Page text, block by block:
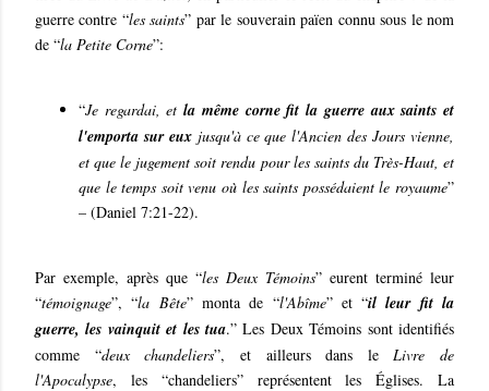
guerre contre “les saints” par le souverain païen connu sous le nom
de “la Petite Corne”:
“Je regardai, etla même corne fit la guerre aux saints et
l'emporta sur euxjusqu'à ce que l'Ancien des Jours vienne,
et que le jugement soit rendu pour les saints du Très-Haut, et
que le temps soit venu où les saints possédaient le royaume”
– (Daniel 7:21-22).
Par exemple, après que “les Deux Témoins” eurent terminé leur
“témoignage”, “la Bête” monta de “l'Abîme” et “il leur fit la
guerre, les vainquit et les tua.” Les Deux Témoins sont identifiés
comme “deux chandeliers”, et ailleurs dans leLivre de
l'Apocalypse, les “chandeliers” représentent les Églises. La